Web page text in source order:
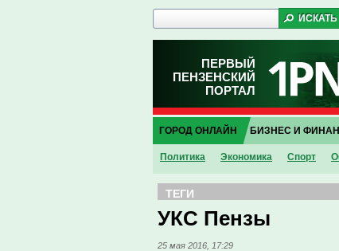
ПЕРВЫЙ
ПЕНЗЕНСКИЙ
ПОРТАЛ
ГОРОД ОНЛАЙН
Политика Экономика Спорт
БИЗНЕС И
ТЕГИ
УКС Пензы
25 мая 2016, 17:29